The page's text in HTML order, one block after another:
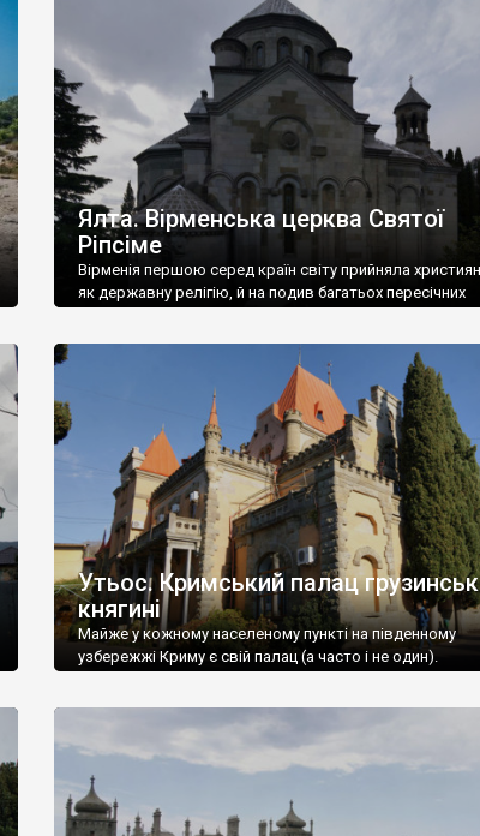
називаються «повстяками» (postaki)…” “Вино. Крим
виробляє відмінне вино і його вдосталь: воно все
легке біле і дуже […]
Ялта. Вірменська церква Святої
Ріпсіме
Вірменія першою серед країн світу прийняла
як державну релігію, й на подив багатьох пересічних
Утьос. Кримський палац
княгині
Майже у кожному населеному пункті на південному
узбережжі Криму є свій палац (а часто і не один).